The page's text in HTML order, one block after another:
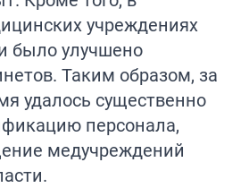
учреждениях
было улучшено
Таким образом, за
удалось существенно
персонала,
медучреждений